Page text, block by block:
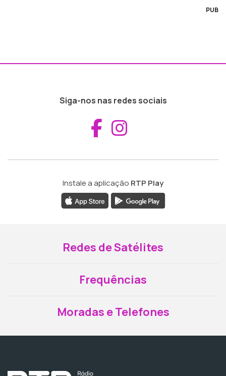
PUB
Siga-nos nas redes sociais
Aceder ao
Instale a aplicação RTP Play
Redes de Satélites
Frequências
Moradas e Telefones